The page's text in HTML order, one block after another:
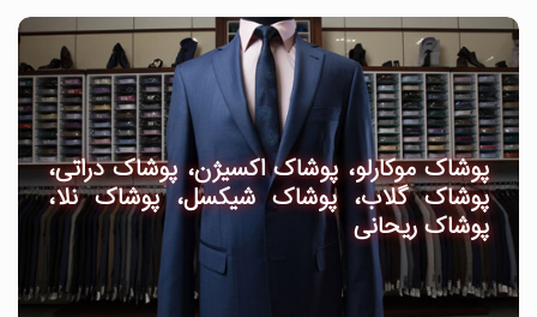
پوشاک موکارلو، پوشاک اکسیژن، پوشاک دراتی،
پوشاک گلاب، پوشاک شیکسل، پوشاک نلا،
پوشاک ریحانی